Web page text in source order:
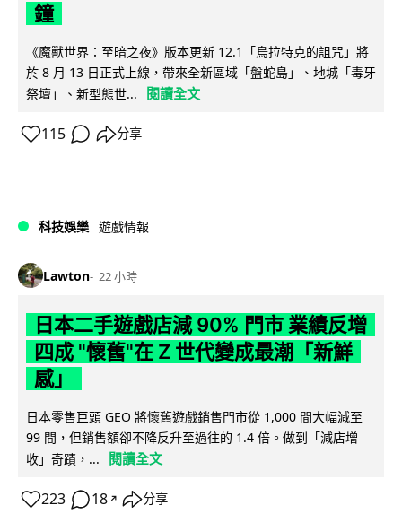
鐘
《魔獸世界：至暗之夜》版本更新 12.1「烏拉特克的詛咒」將
於 8 月 13 日正式上線，帶來全新區域「盤蛇島」、地城「毒牙
祭壇」、新型態世...
閱讀全文
115 分享
科技娛樂 遊戲情報
Lawton 22 小時
日本二手遊戲店減 90% 門市 業績反增
四成 "懷舊"在 Z 世代變成最潮「新鮮
感」
日本零售巨頭 GEO 將懷舊遊戲銷售門市從 1,000 間大幅減至
99 間，但銷售額卻不降反升至過往的 1.4 倍。做到「減店增
收」奇蹟，...
閱讀全文
223 18 ↗ 分享